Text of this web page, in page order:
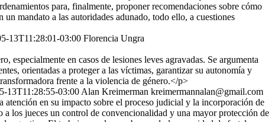
para, finalmente, proponer recomendaciones sobre cómo
mandato a las autoridades adunado, todo ello, a cuestiones
13T11:28:01-03:00 Florencia Ungra
en casos de lesiones leves agravadas. Se argumenta
orientadas a proteger a las víctimas, garantizar su autonomía y
frente a la violencia de género.</p>
13T11:28:55-03:00 Alan Kreimerman kreimermannalan@gmail.com
en su impacto sobre el proceso judicial y la incorporación de
a los jueces un control de convencionalidad y una mayor protección de